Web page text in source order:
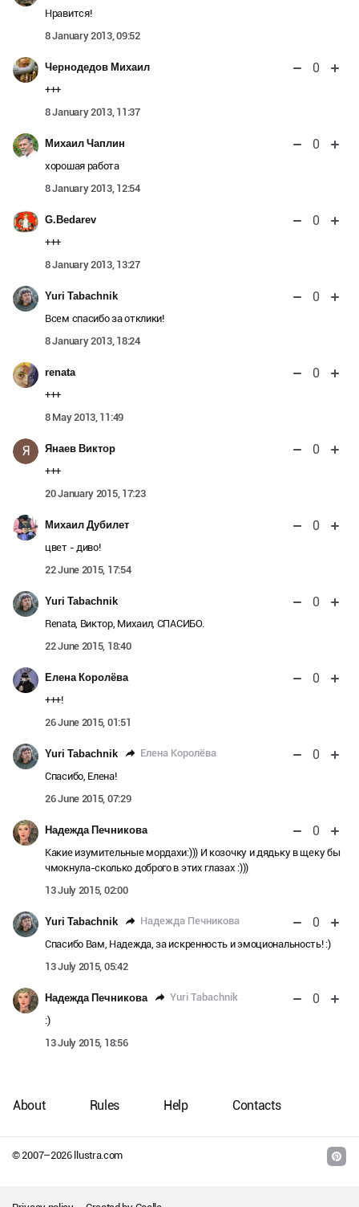
Нравится!
8 January 2013, 09:52
Чернодедов Михаил 0
+++
8 January 2013, 11:37
Михаил Чаплин 0
хорошая работа
8 January 2013, 12:54
G.Bedarev 0
+++
8 January 2013, 13:27
Yuri Tabachnik 0
Всем спасибо за отклики!
8 January 2013, 18:24
renata 0
+++
8 May 2013, 11:49
Я Янаев Виктор 0
+++
20 January 2015, 17:23
Михаил Дубилет 0
цвет - диво!
22 June 2015, 17:54
Yuri Tabachnik 0
Renata, Виктор, Михаил, СПАСИБО.
22 June 2015, 18:40
Елена Королёва 0
+++!
26 June 2015, 01:51
Yuri Tabachnik Елена Королёва 0
Спасибо, Елена!
26 June 2015, 07:29
Надежда Печникова 0
Какие изумительные мордахи:))) И козочку и дядьку в щеку бы
чмокнула-сколько доброго в этих глазах :)))
13 July 2015, 02:00
Yuri Tabachnik Надежда Печникова 0
Спасибо Вам, Надежда, за искренность и эмоциональность! :)
13 July 2015, 05:42
Надежда Печникова Yuri Tabachnik 0
:)
13 July 2015, 18:56
© 2007–2026llustra.com
About Rules Help Contacts